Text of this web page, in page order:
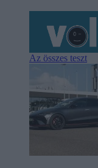
Az összes teszt